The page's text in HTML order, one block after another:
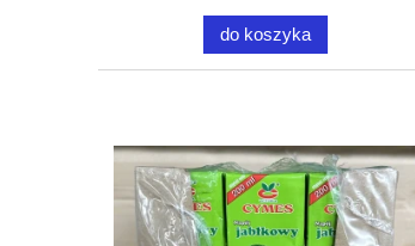
do koszyka